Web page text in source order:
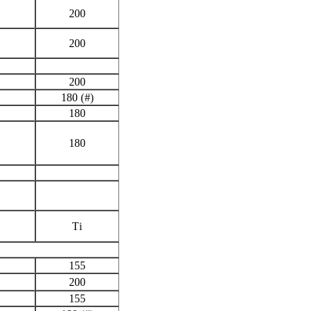
200
200
200
180 (#)
180
180
Ti
155
200
155